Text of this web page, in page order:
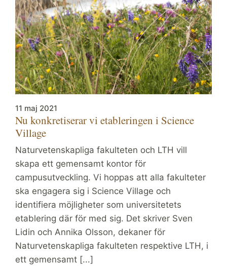
11 maj 2021
Nu konkretiserar vi etableringen i Science
Village
Naturvetenskapliga fakulteten och LTH vill
skapa ett gemensamt kontor för
campusutveckling. Vi hoppas att alla fakulteter
ska engagera sig i Science Village och
identifiera möjligheter som universitetets
etablering där för med sig. Det skriver Sven
Lidin och Annika Olsson, dekaner för
Naturvetenskapliga fakulteten respektive LTH, i
ett gemensamt [...]